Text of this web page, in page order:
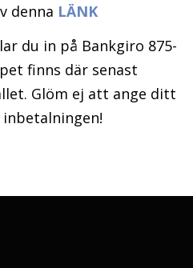
denna LÄNK
du in på Bankgiro 875-
finns där senast
Glöm ej att ange ditt